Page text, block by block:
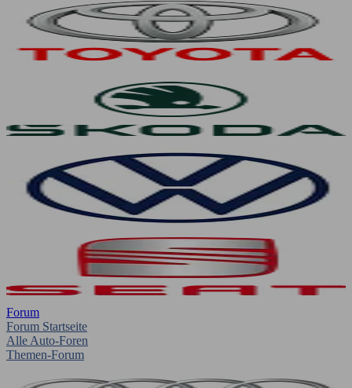
Forum
Forum Startseite
Alle Auto-Foren
Themen-Forum